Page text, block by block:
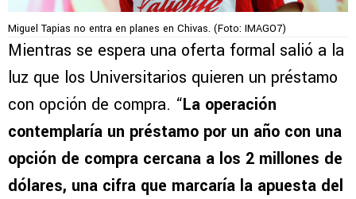
Miguel Tapias no entra en planes en Chivas. (Foto: IMAGO7)
Mientras se espera una oferta formal salió a la
luz que los Universitarios quieren un préstamo
con opción de compra. “La operación
contemplaría un préstamo por un año con una
opción de compra cercana a los 2 millones de
dólares, una cifra que marcaría la apuesta del